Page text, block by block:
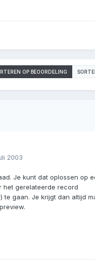
OP BEOORDELING
2003
Je kunt dat oplossen op
het gerelateerde record
te gaan. Je krijgt dan altijd